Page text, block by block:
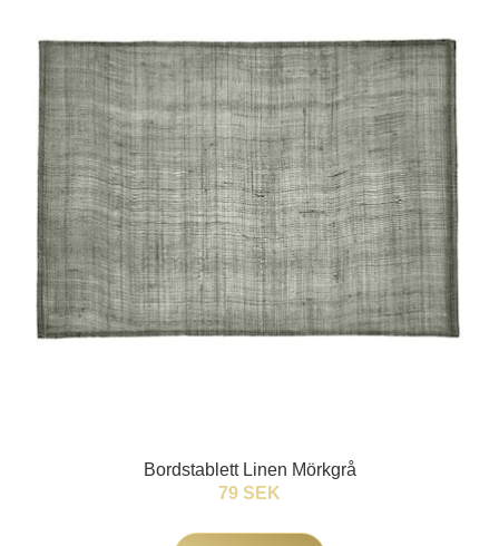
Bordstablett Linen Mörkgrå
79 SEK